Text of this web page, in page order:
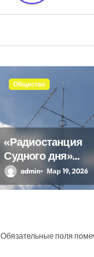
Общество
«Радиостанция
Судного дня»
передала в эфир
загадочное слово
admin Мар 19, 2026
Обязательные поля